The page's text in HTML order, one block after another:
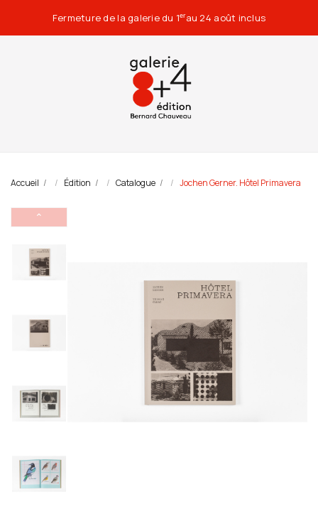
Fermeture de la galerie du 1erau 24 août inclus
Accueil Édition Catalogue Jochen Gerner. Hôtel Primavera
⌃